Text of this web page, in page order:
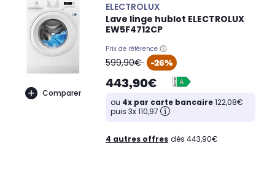
Comparer
ELECTROLUX
Lave linge hublot ELECTROLUX
EW5F4712CP
Prix de référence
oldPrice
599,90€ -26%
443,90€
ou 4x par carte bancaire122,08€
puis 3x 110,97
4 autres offres dès 443,90€